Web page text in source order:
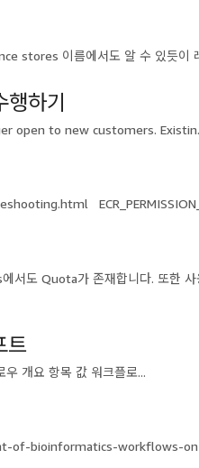
stores 이름에서도 알 수 있듯이
하기
open to new customers.
도 Quota가 존재합니다. 또한
트
개요 항목 값 워크플로...
of-bioinformatics-workflows-